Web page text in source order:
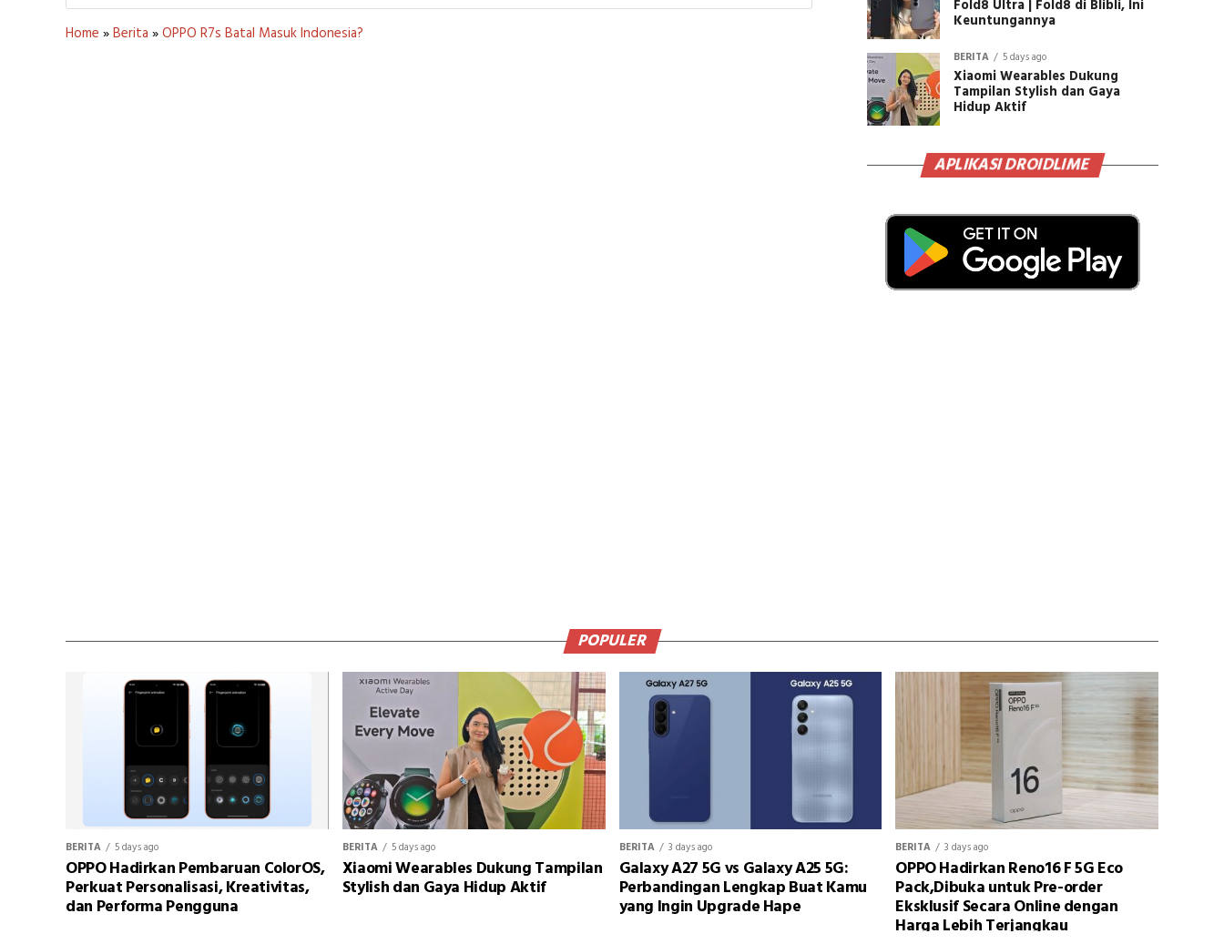
Home »Berita »OPPO R7s Batal Masuk Indonesia?
Fold8 Ultra | Fold8 di Blibli, Ini
Keuntungannya
BERITA 5 days ago
Xiaomi Wearables Dukung
Tampilan Stylish dan Gaya
Hidup Aktif
APLIKASI DROIDLIME
POPULER
BERITA 5 days ago
OPPO Hadirkan Pembaruan ColorOS,
Perkuat Personalisasi, Kreativitas,
dan Performa Pengguna
BERITA 5 days ago
Xiaomi Wearables Dukung Tampilan
Stylish dan Gaya Hidup Aktif
BERITA 3 days ago
Galaxy A27 5G vs Galaxy A25 5G:
Perbandingan Lengkap Buat Kamu
yang Ingin Upgrade Hape
BERITA 3 days ago
OPPO Hadirkan Reno16 F 5G Eco
Pack,Dibuka untuk Pre-order
Eksklusif Secara Online dengan
Harga Lebih Terjangkau